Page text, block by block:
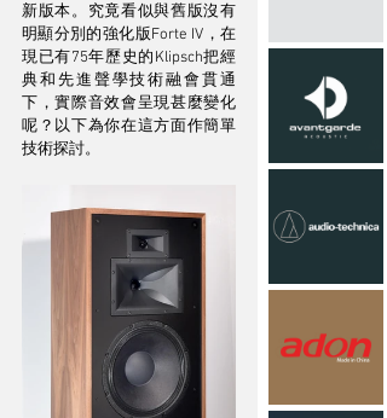
新版本。究竟看似與舊版沒有
明顯分別的強化版Forte IV，在
現已有75年歷史的Klipsch把經
典和先進聲學技術融會貫通
下，實際音效會呈現甚麼變化
呢？以下為你在這方面作簡單
技術探討。